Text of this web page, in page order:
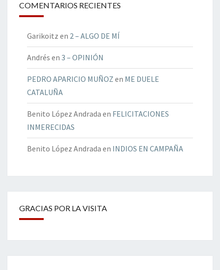
COMENTARIOS RECIENTES
Garikoitz en 2 – ALGO DE MÍ
Andrés en 3 – OPINIÓN
PEDRO APARICIO MUÑOZ en ME DUELE
CATALUÑA
Benito López Andrada en FELICITACIONES
INMERECIDAS
Benito López Andrada en INDIOS EN CAMPAÑA
GRACIAS POR LA VISITA